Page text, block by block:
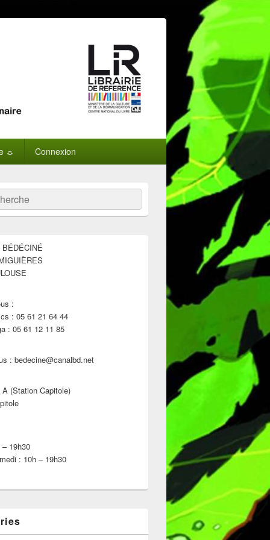
☼ Connexion
:
: 05 61 21 64 44
: 05 61 12 11 85
: bedecine@canalbd.net
A (Station Capitole)
19h30
: 10h – 19h30